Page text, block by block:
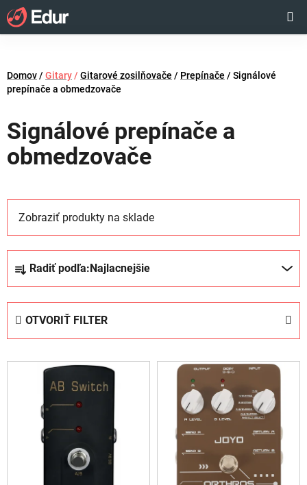
Prejsť
na
obsah
KOŠÍK
Domov/ Gitary / Gitarové zosilňovače / Prepínače / Signálové
prepínače a obmedzovače
Signálové prepínače a
obmedzovače
Zobraziť produkty na sklade
e
Radiť podľa:Najlacnejšie
OTVORIŤ FILTER
V